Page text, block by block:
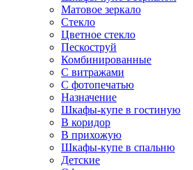
Матовое зеркало
Стекло
Цветное стекло
Пескоструй
Комбинированные
С витражами
С фотопечатью
Назначение
Шкафы-купе в гостиную
В коридор
В прихожую
Шкафы-купе в спальню
Детские